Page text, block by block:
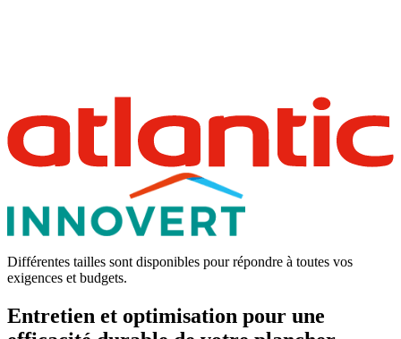
Différentes tailles sont disponibles pour répondre à toutes vos
exigences et budgets.
Entretien et optimisation pour une